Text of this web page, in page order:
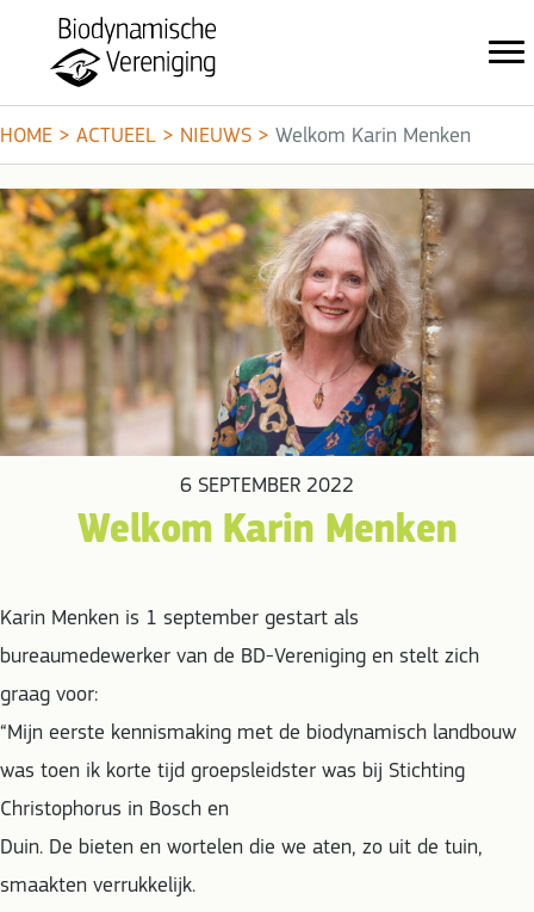
HOME > ACTUEEL > NIEUWS > Welkom Karin Menken
6 SEPTEMBER 2022
Welkom Karin Menken
Karin Menken is 1 september gestart als
bureaumedewerker van de BD-Vereniging en stelt zich
graag voor:
“Mijn eerste kennismaking met de biodynamisch landbouw
was toen ik korte tijd groepsleidster was bij Stichting
Christophorus in Bosch en
Duin. De bieten en wortelen die we aten, zo uit de tuin,
smaakten verrukkelijk.